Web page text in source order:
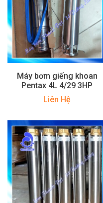
Máy bơm giếng khoan
Pentax 4L 4/29 3HP
Liên Hệ